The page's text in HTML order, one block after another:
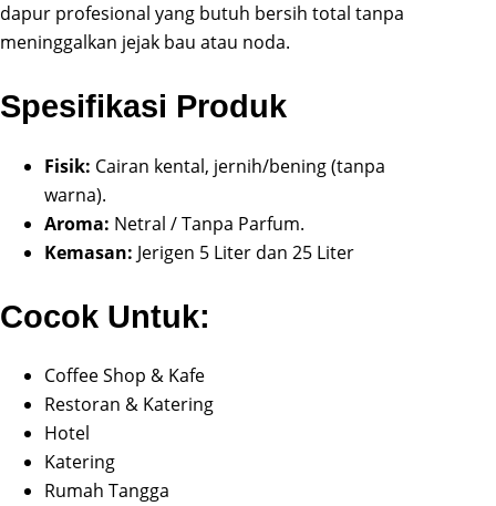
dapur profesional yang butuh bersih total tanpa
meninggalkan jejak bau atau noda.
Spesifikasi Produk
Fisik: Cairan kental, jernih/bening (tanpa
warna).
Aroma: Netral / Tanpa Parfum.
Kemasan: Jerigen 5 Liter dan 25 Liter
Cocok Untuk:
Coffee Shop & Kafe
Restoran & Katering
Hotel
Katering
Rumah Tangga